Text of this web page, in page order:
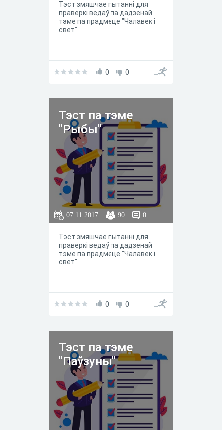
Тэст змяшчае пытанні для
праверкі ведаў па дадзенай
тэме па прадмеце "Чалавек і
свет"
0 0
Тэст па тэме
"Рыбы"
07.11.2017 90 0
Тэст змяшчае пытанні для
праверкі ведаў па дадзенай
тэме па прадмеце "Чалавек і
свет"
0 0
Тэст па тэме
"Паўзуны"